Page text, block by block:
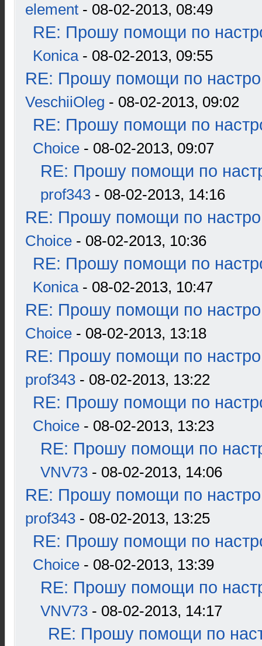
element - 08-02-2013, 08:49
RE: Прошу помощи по
Konica- 08-02-2013, 09:55
RE: Прошу помощи по
VeschiiOleg - 08-02-2013, 09:02
RE: Прошу помощи по
Choice - 08-02-2013, 09:07
RE: Прошу помощи по
prof343 - 08-02-2013, 14:16
RE: Прошу помощи по
Choice - 08-02-2013, 10:36
RE: Прошу помощи по
Konica- 08-02-2013, 10:47
RE: Прошу помощи по
Choice - 08-02-2013, 13:18
RE: Прошу помощи по
prof343 - 08-02-2013, 13:22
RE: Прошу помощи по
Choice - 08-02-2013, 13:23
RE: Прошу помощи по
VNV73 - 08-02-2013, 14:06
RE: Прошу помощи по
prof343 - 08-02-2013, 13:25
RE: Прошу помощи по
Choice - 08-02-2013, 13:39
RE: Прошу помощи по
VNV73 - 08-02-2013, 14:17
RE: Прошу помощи по